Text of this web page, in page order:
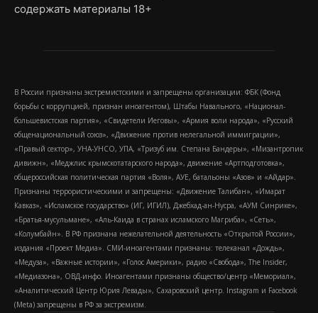
содержать материалы 18+
В России признаны экстремистскими и запрещены организации: ФБК (Фонд
борьбы с коррупцией, признан иноагентом), Штабы Навального, «Национал-
большевистская партия», «Свидетели Иеговы», «Армия воли народа», «Русский
общенациональный союз», «Движение против нелегальной иммиграции»,
«Правый сектор», УНА-УНСО, УПА, «Тризуб им. Степана Бандеры», «Мизантропик
дивижн», «Меджлис крымскотатарского народа», движение «Артподготовка»,
общероссийская политическая партия «Воля», АУЕ, батальоны «Азов» и «Айдар».
Признаны террористическими и запрещены: «Движение Талибан», «Имарат
Кавказ», «Исламское государство» (ИГ, ИГИЛ), Джебхад-ан-Нусра, «АУМ Синрике»,
«Братья-мусульмане», «Аль-Каида в странах исламского Магриба», «Сеть»,
«Колумбайн». В РФ признана нежелательной деятельность «Открытой России»,
издания «Проект Медиа». СМИ-иноагентами признаны: телеканал «Дождь»,
«Медуза», «Важные истории», «Голос Америки», радио «Свобода», The Insider,
«Медиазона», ОВД-инфо. Иноагентами признаны общество/центр «Мемориал»,
«Аналитический Центр Юрия Левады», Сахаровский центр. Instagram и Facebook
(Metа) запрещены в РФ за экстремизм.